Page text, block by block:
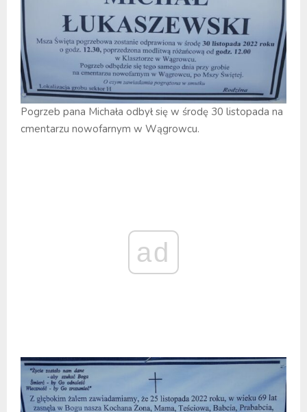
Pogrzeb pana Michała odbył się w środę 30 listopada na
cmentarzu nowofarnym w Wągrowcu.
ad